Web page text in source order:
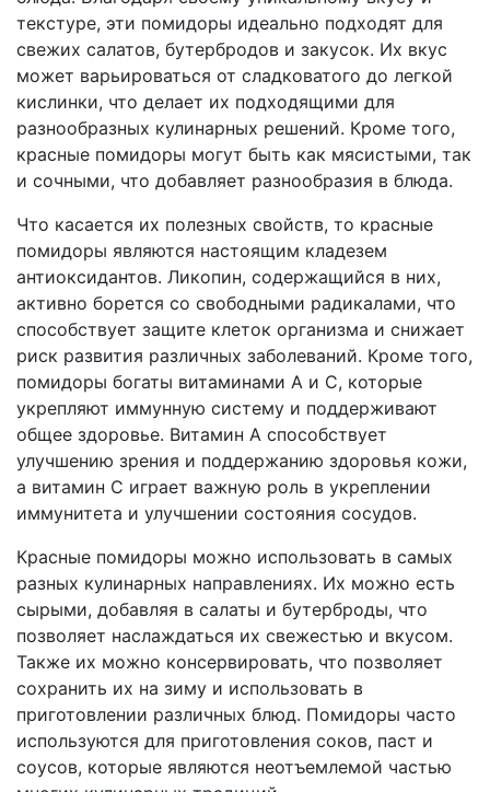
текстуре, эти помидоры идеально подходят для
свежих салатов, бутербродов и закусок. Их вкус
может варьироваться от сладковатого до легкой
кислинки, что делает их подходящими для
разнообразных кулинарных решений. Кроме того,
красные помидоры могут быть как мясистыми, так
и сочными, что добавляет разнообразия в блюда.
Что касается их полезных свойств, то красные
помидоры являются настоящим кладезем
антиоксидантов. Ликопин, содержащийся в них,
активно борется со свободными радикалами, что
способствует защите клеток организма и снижает
риск развития различных заболеваний. Кроме того,
помидоры богаты витаминами A и C, которые
укрепляют иммунную систему и поддерживают
общее здоровье. Витамин A способствует
улучшению зрения и поддержанию здоровья кожи,
а витамин C играет важную роль в укреплении
иммунитета и улучшении состояния сосудов.
Красные помидоры можно использовать в самых
разных кулинарных направлениях. Их можно есть
сырыми, добавляя в салаты и бутерброды, что
позволяет наслаждаться их свежестью и вкусом.
Также их можно консервировать, что позволяет
сохранить их на зиму и использовать в
приготовлении различных блюд. Помидоры часто
используются для приготовления соков, паст и
соусов, которые являются неотъемлемой частью